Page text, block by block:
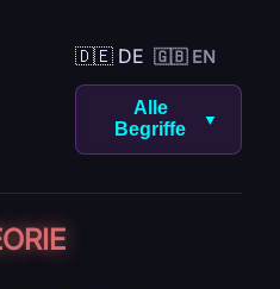
🇩🇪 DE 🇬🇧 EN
Alle
Begriffe
▼